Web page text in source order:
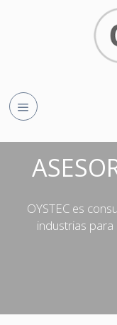
OYSTEC es
industrias